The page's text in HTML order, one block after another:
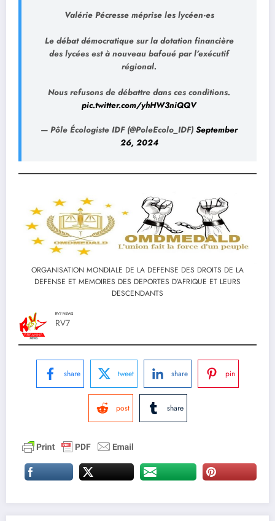
Valérie Pécresse méprise les lycéen·es
Le débat démocratique sur la dotation financière
des lycées est à nouveau bafoué par l’exécutif
régional.
Nous refusons de débattre dans ces conditions.
pic.twitter.com/yhHW3niQQV
— Pôle Écologiste IDF (@PoleEcolo_IDF) September
26, 2024
ORGANISATION MONDIALE DE LA DEFENSE DES DROITS DE LA
DEFENSE ET MEMOIRES DES DEPORTES D’AFRIQUE ET LEURS
DESCENDANTS
RV7 NEWS
RV7
share tweet share pin
post share